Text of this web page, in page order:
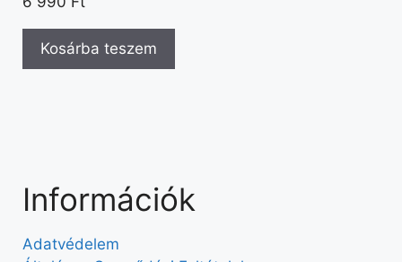
Kosárba teszem
Információk
Adatvédelem